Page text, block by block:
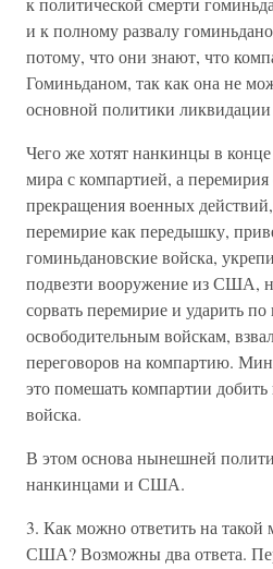
и к полному развалу
потому, что они знают, что
Гоминьданом, так как она не
основной политики
Чего же хотят нанкинцы в
мира с компартией, а
прекращения военных
перемирие как передышку,
гоминьдановские войска,
подвезти вооружение из США,
сорвать перемирие и ударить
освободительным войскам,
переговоров на компартию.
это помешать компартии
войска.
В этом основа нынешней
нанкинцами и США.
3. Как можно ответить на такой
США? Возможны два ответа.